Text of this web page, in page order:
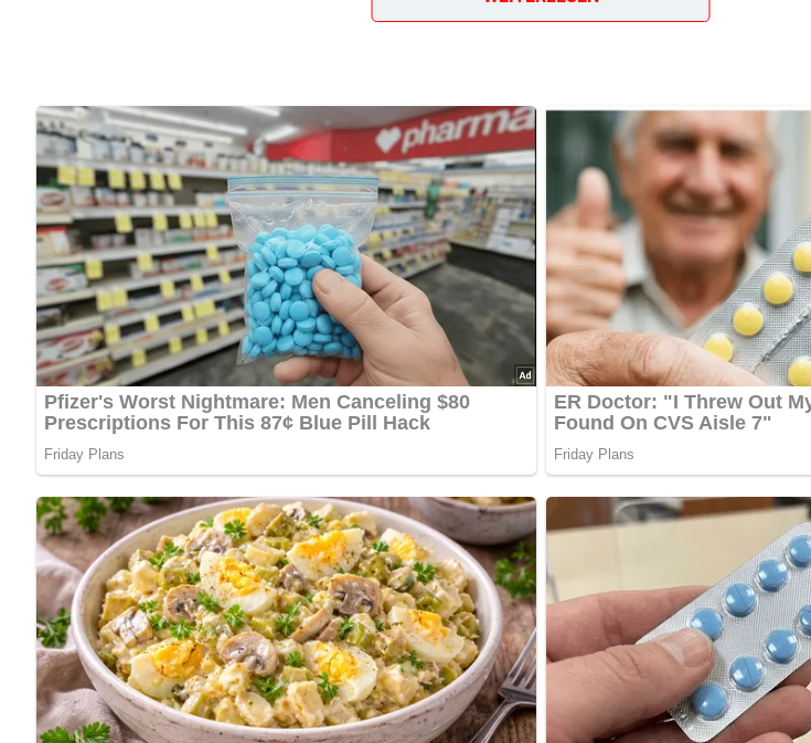
Kalorien pro Portion:ca. 180 kcal
Zubereitungszeit:etwa 20 Minuten